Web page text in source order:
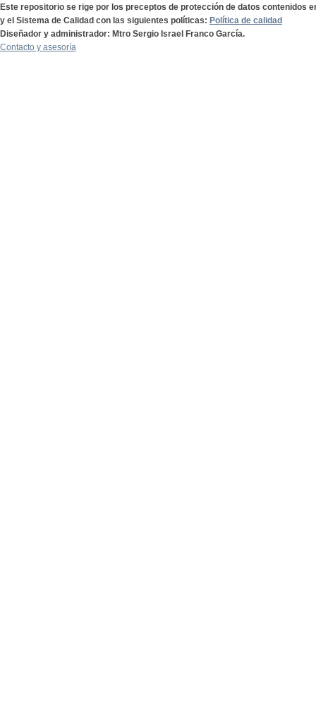
Este repositorio se rige por los preceptos de protección de datos contenidos
y el Sistema de Calidad con las siguientes políticas: Política de calidad
Diseñador y administrador: Mtro Sergio Israel Franco García.
Contacto y asesoría